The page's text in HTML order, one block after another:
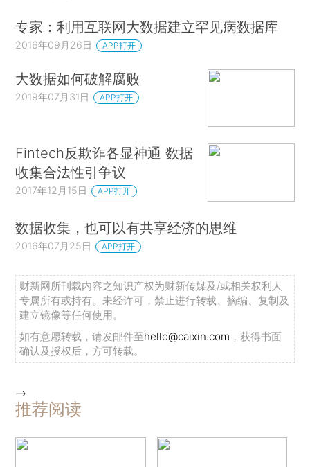
专家：利用互联网大数据建立罕见病数据库
2016年09月26日 APP打开
大数据如何破解腐败
2019年07月31日 APP打开
Fintech反欺诈各显神通 数据
收集合法性引争议
2017年12月15日 APP打开
数据收集，也可以有共享经济的思维
2016年07月25日 APP打开
财新网所刊载内容之知识产权为财新传媒及/或相关权利人
专属所有或持有。未经许可，禁止进行转载、摘编、复制及
建立镜像等任何使用。
如有意愿转载，请发邮件至hello@caixin.com ，获得书面
确认及授权后，方可转载。
-->
推荐阅读